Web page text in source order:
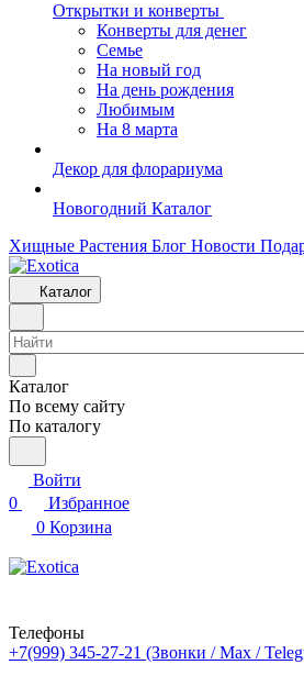
Открытки и конверты
Конверты для денег
Семье
На новый год
На день рождения
Любимым
На 8 марта
Декор для флорариума
Новогодний Каталог
Хищные Растения Блог Новости
Каталог
Каталог
По всему сайту
По каталогу
Войти
0
Избранное
0 Корзина
Телефоны
+7(999) 345-27-21 (Звонки / Max /